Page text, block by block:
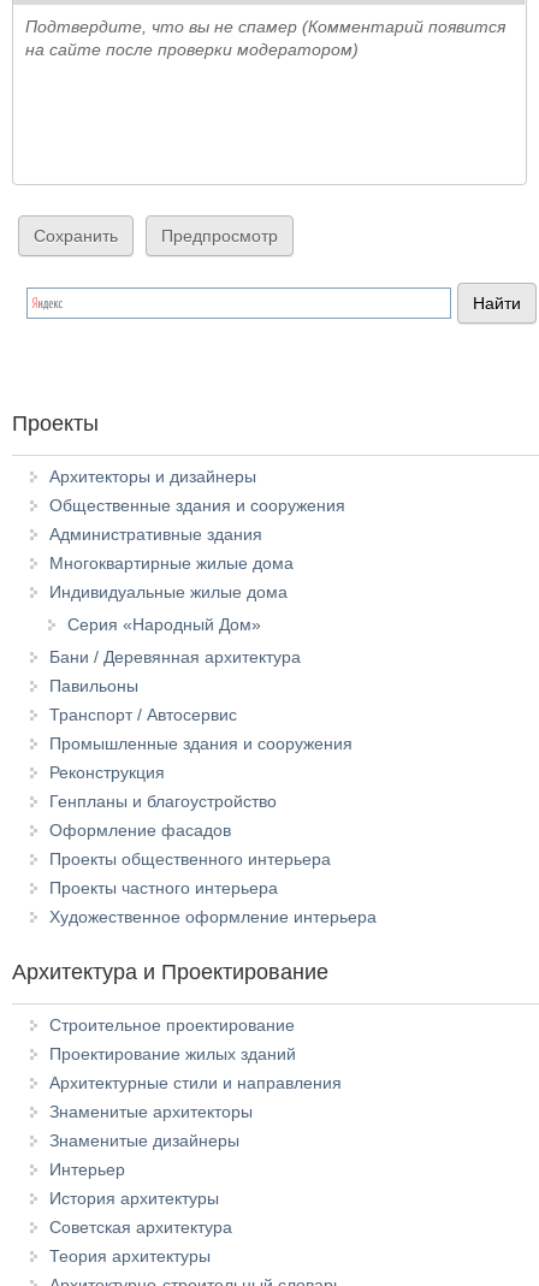
Подтвердите, что вы не спамер (Комментарий появится
на сайте после проверки модератором)
Проекты
Архитекторы и дизайнеры
Общественные здания и сооружения
Административные здания
Многоквартирные жилые дома
Индивидуальные жилые дома
Серия «Народный Дом»
Бани / Деревянная архитектура
Павильоны
Транспорт / Автосервис
Промышленные здания и сооружения
Реконструкция
Генпланы и благоустройство
Оформление фасадов
Проекты общественного интерьера
Проекты частного интерьера
Художественное оформление интерьера
Архитектура и Проектирование
Строительное проектирование
Проектирование жилых зданий
Архитектурные стили и направления
Знаменитые архитекторы
Знаменитые дизайнеры
Интерьер
История архитектуры
Советская архитектура
Теория архитектуры